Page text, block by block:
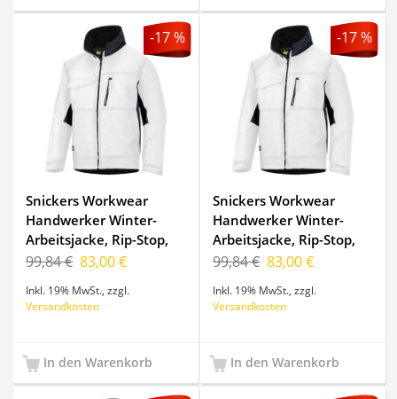
-17 %
Snickers Workwear
Handwerker Winter-
Arbeitsjacke, Rip-Stop,
1128, Farbe White/Black,
99,84 € 83,00 €
Inkl. 19% MwSt.,zzgl.
Versandkosten
In den Warenkorb
-17 %
Snickers Workwear
Handwerker Winter-
Arbeitsjacke, Rip-Stop,
1128, Farbe White/Black,
99,84 € 83,00 €
Inkl. 19% MwSt.,zzgl.
Versandkosten
In den Warenkorb